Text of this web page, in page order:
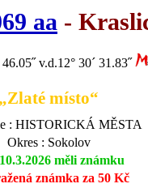
aa -
v.d.12° 30´ 31.83˝
„Zlaté místo“
: HISTORICKÁ MĚSTA
Okres : Sokolov
měli známku
známka za 50 Kč